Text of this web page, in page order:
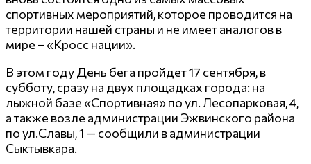
спортивных мероприятий, которое проводится на
территории нашей страны и не имеет аналогов в
мире – «Кросс нации».
В этом году День бега пройдет 17 сентября, в
субботу, сразу на двух площадках города: на
лыжной базе «Спортивная» по ул. Лесопарковая, 4,
а также возле администрации Эжвинского района
по ул.Славы, 1 — сообщили в администрации
Сыктывкара.